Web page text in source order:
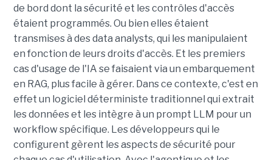
de bord dont la sécurité et les contrôles d'accès
étaient programmés. Ou bien elles étaient
transmises à des data analysts, qui les manipulaient
en fonction de leurs droits d'accès. Et les premiers
cas d'usage de l'IA se faisaient via un embarquement
en RAG, plus facile à gérer. Dans ce contexte, c'est en
effet un logiciel déterministe traditionnel qui extrait
les données et les intègre à un prompt LLM pour un
workflow spécifique. Les développeurs qui le
configurent gèrent les aspects de sécurité pour